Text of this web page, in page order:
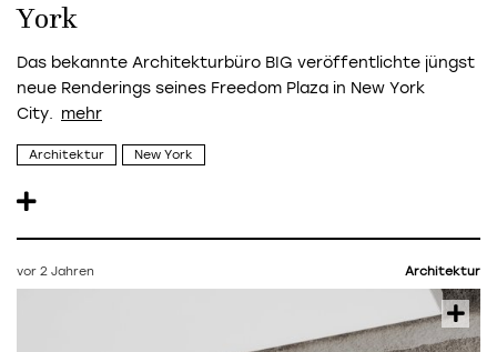
York
Das bekannte Architekturbüro BIG veröffentlichte jüngst
neue Renderings seines Freedom Plaza in New York
City.
Architektur New York
vor 2 Jahren Architektur